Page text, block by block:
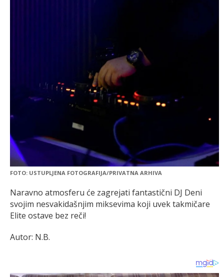
FOTO: USTUPLJENA FOTOGRAFIJA/PRIVATNA ARHIVA
Naravno atmosferu će zagrejati fantastični DJ Deni
svojim nesvakidašnjim miksevima koji uvek takmičare
Elite ostave bez reči!
Autor: N.B.